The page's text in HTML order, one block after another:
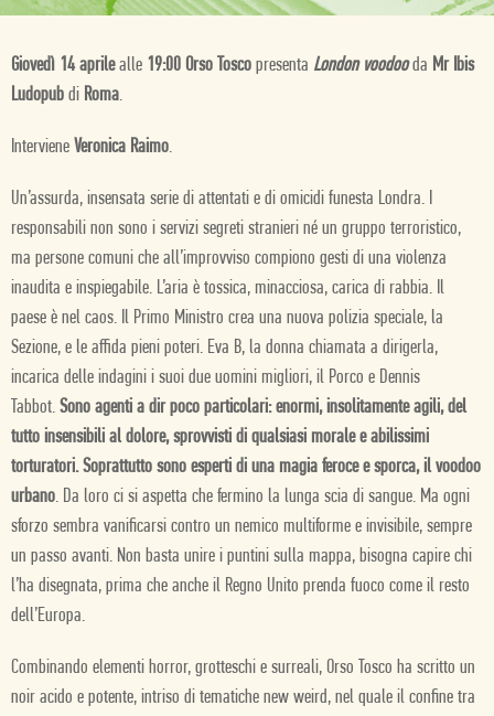
Giovedì 14 aprilealle 19:00 Orso Tosco presenta London voodooda Mr Ibis
Ludopub di Roma.
Interviene Veronica Raimo.
Un’assurda, insensata serie di attentati e di omicidi funesta Londra. I
responsabili non sono i servizi segreti stranieri né un gruppo terroristico,
ma persone comuni che all’improvviso compiono gesti di una violenza
inaudita e inspiegabile. L’aria è tossica, minacciosa, carica di rabbia. Il
paese è nel caos. Il Primo Ministro crea una nuova polizia speciale, la
Sezione, e le affida pieni poteri. Eva B, la donna chiamata a dirigerla,
incarica delle indagini i suoi due uomini migliori, il Porco e Dennis
Tabbot. Sono agenti a dir poco particolari: enormi, insolitamente agili, del
tutto insensibili al dolore, sprovvisti di qualsiasi morale e abilissimi
torturatori. Soprattutto sono esperti di una magia feroce e sporca, il voodoo
urbano. Da loro ci si aspetta che fermino la lunga scia di sangue. Ma ogni
sforzo sembra vanificarsi contro un nemico multiforme e invisibile, sempre
un passo avanti. Non basta unire i puntini sulla mappa, bisogna capire chi
l’ha disegnata, prima che anche il Regno Unito prenda fuoco come il resto
dell’Europa.
Combinando elementi horror, grotteschi e surreali, Orso Tosco ha scritto un
noir acido e potente, intriso di tematiche new weird, nel quale il confine tra